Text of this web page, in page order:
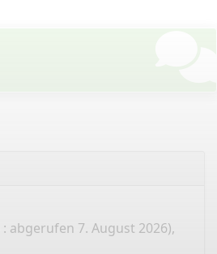
: abgerufen 7. August 2026),